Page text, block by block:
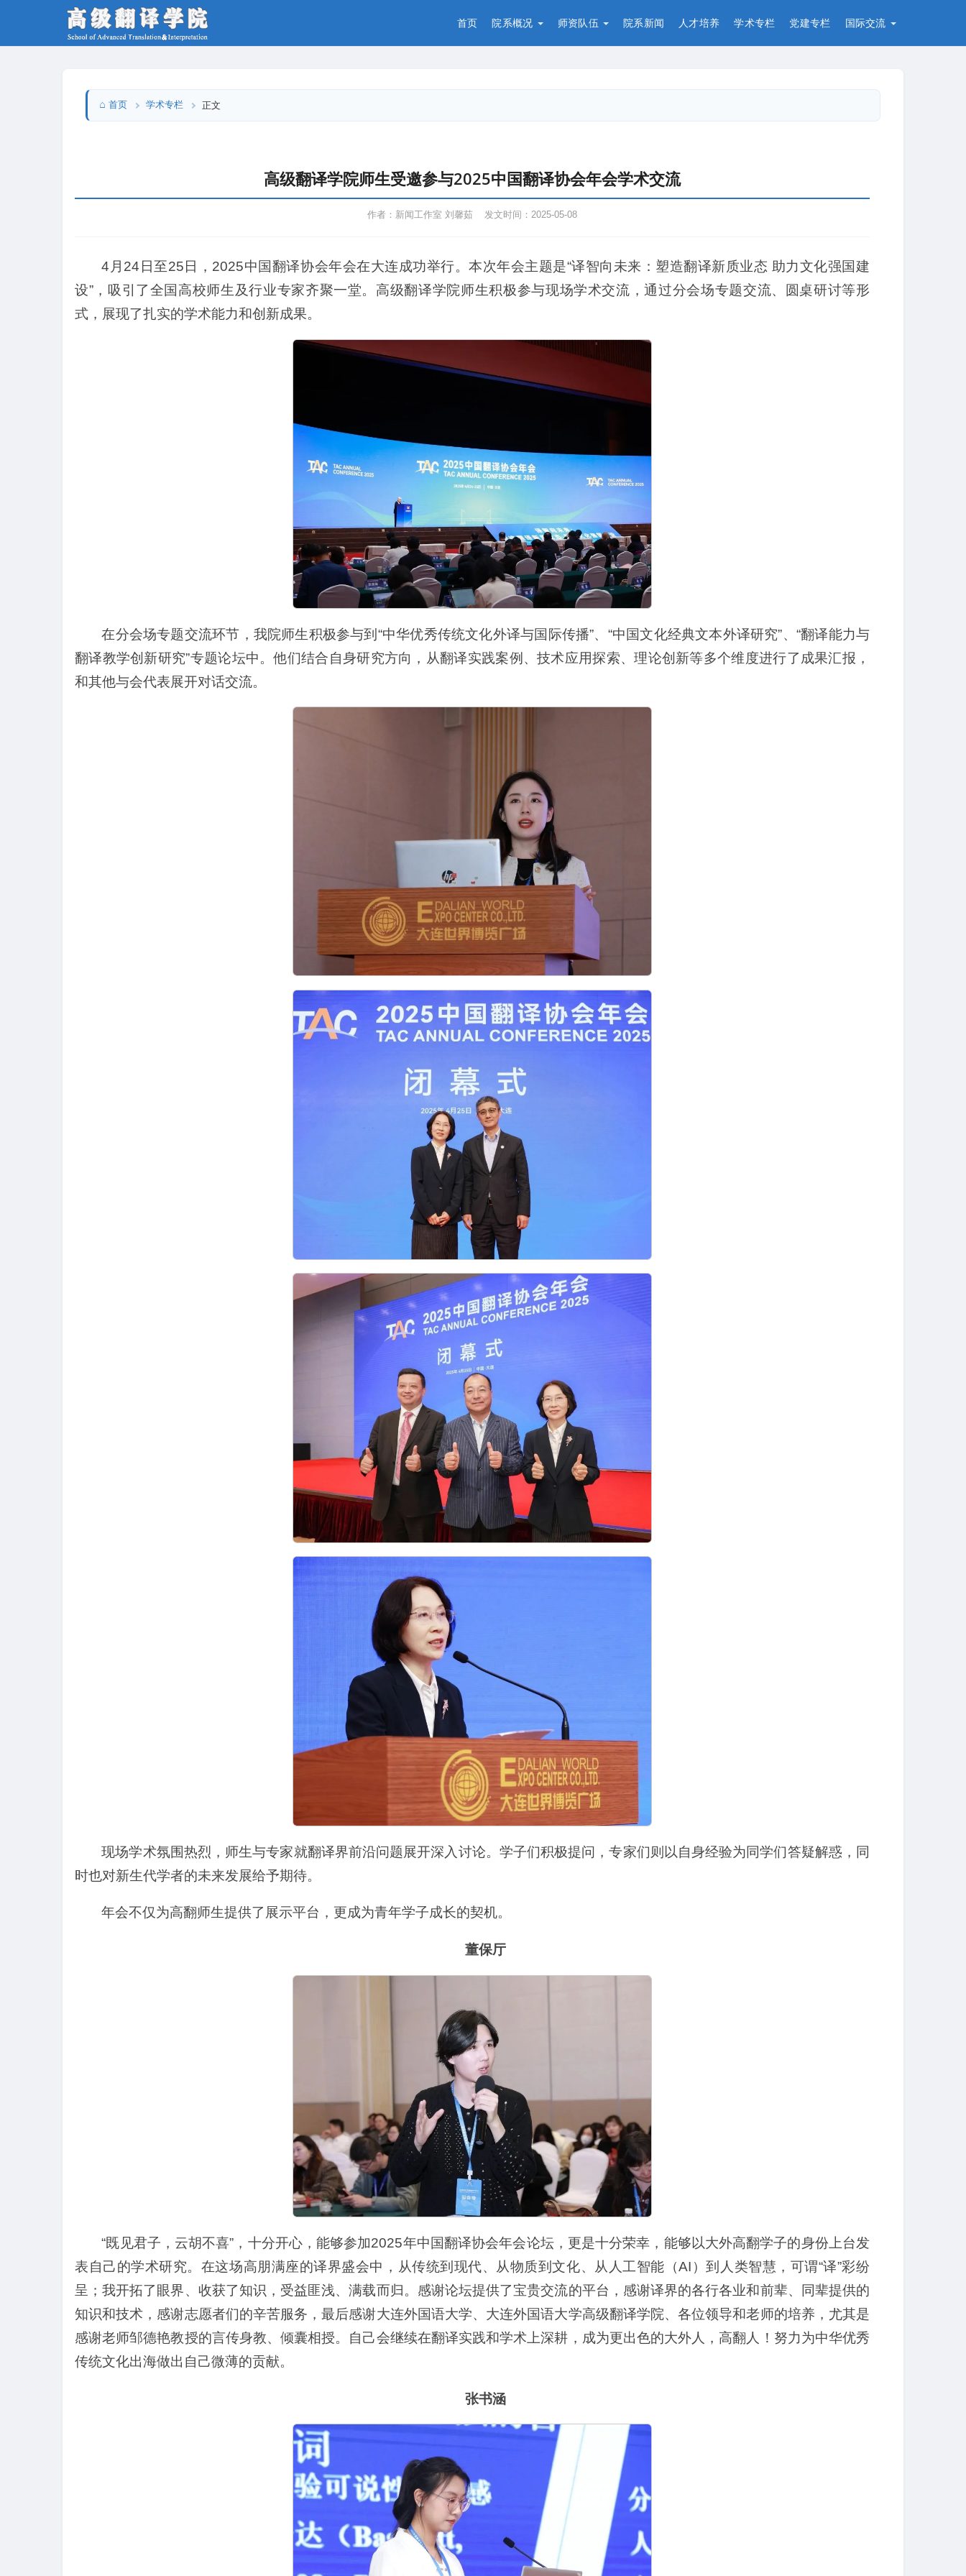
首页 院系概况 师资队伍 院系新闻 人才培养 学术专栏 党建专栏 国际交流
首页 学术专栏 正文
高级翻译学院师生受邀参与2025中国翻译协会年会学术交流
作者：新闻工作室 刘馨茹 发文时间：2025-05-08
4月24日至25日，2025中国翻译协会年会在大连成功举行。本次年会主题是“译智向未来：塑造翻译新质业态 助力文化强国建
设”，吸引了全国高校师生及行业专家齐聚一堂。高级翻译学院师生积极参与现场学术交流，通过分会场专题交流、圆桌研讨等形
式，展现了扎实的学术能力和创新成果。
在分会场专题交流环节，我院师生积极参与到“中华优秀传统文化外译与国际传播”、“中国文化经典文本外译研究”、“翻译能力与
翻译教学创新研究”专题论坛中。他们结合自身研究方向，从翻译实践案例、技术应用探索、理论创新等多个维度进行了成果汇报，
和其他与会代表展开对话交流。
现场学术氛围热烈，师生与专家就翻译界前沿问题展开深入讨论。学子们积极提问，专家们则以自身经验为同学们答疑解惑，同
时也对新生代学者的未来发展给予期待。
年会不仅为高翻师生提供了展示平台，更成为青年学子成长的契机。
董保厅
“既见君子，云胡不喜”，十分开心，能够参加2025年中国翻译协会年会论坛，更是十分荣幸，能够以大外高翻学子的身份上台发
表自己的学术研究。在这场高朋满座的译界盛会中，从传统到现代、从物质到文化、从人工智能（AI）到人类智慧，可谓“译”彩纷
呈；我开拓了眼界、收获了知识，受益匪浅、满载而归。感谢论坛提供了宝贵交流的平台，感谢译界的各行各业和前辈、同辈提供的
知识和技术，感谢志愿者们的辛苦服务，最后感谢大连外国语大学、大连外国语大学高级翻译学院、各位领导和老师的培养，尤其是
感谢老师邹德艳教授的言传身教、倾囊相授。自己会继续在翻译实践和学术上深耕，成为更出色的大外人，高翻人！努力为中华优秀
传统文化出海做出自己微薄的贡献。
张书涵